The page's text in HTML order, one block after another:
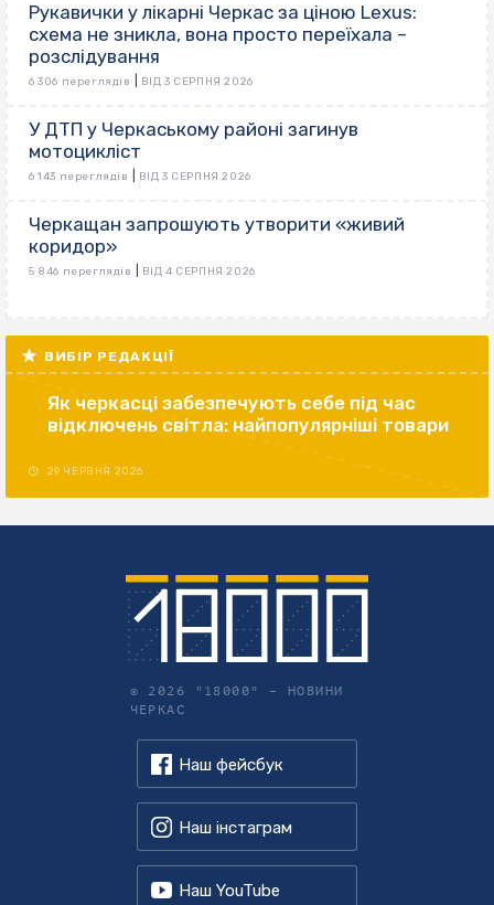
Рукавички у лікарні Черкас за ціною Lexus:
схема не зникла, вона просто переїхала –
розслідування
6 306 переглядів ВІД 3 СЕРПНЯ 2026
У ДТП у Черкаському районі загинув
мотоцикліст
6 143 переглядів ВІД 3 СЕРПНЯ 2026
Черкащан запрошують утворити «живий
коридор»
5 846 переглядів ВІД 4 СЕРПНЯ 2026
ВИБІР РЕДАКЦІЇ
Як черкасці забезпечують себе під час
відключень світла: найпопулярніші товари
29 ЧЕРВНЯ 2026
© 2026 "18000" – НОВИНИ
ЧЕРКАС
Наш фейсбук
Наш інстаграм
Наш YouTube